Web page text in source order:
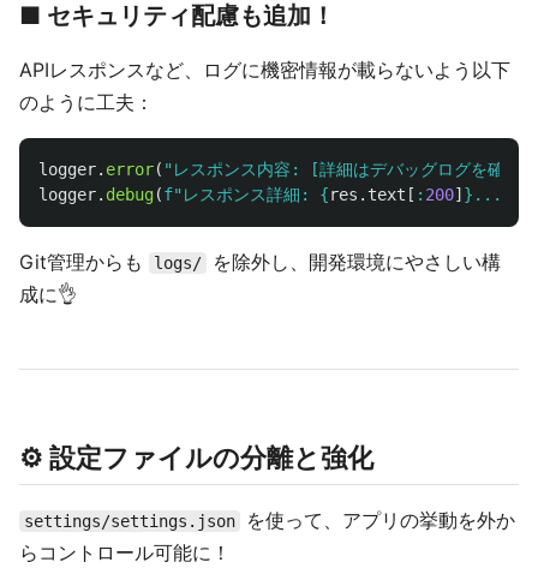
■ セキュリティ配慮も追加！
APIレスポンスなど、ログに機密情報が載らないよう以下
のように工夫：
logger. error( " レスポンス内容: [詳細はデバッグログを確認]
logger. debug(f" レスポンス詳細: {res . text [ : 200] } ...
Git管理からも logs/
を除外し、開発環境にやさしい構
成に👌
⚙️ 設定ファイルの分離と強化
settings/settings.json
を使って、アプリの挙動を外か
らコントロール可能に！